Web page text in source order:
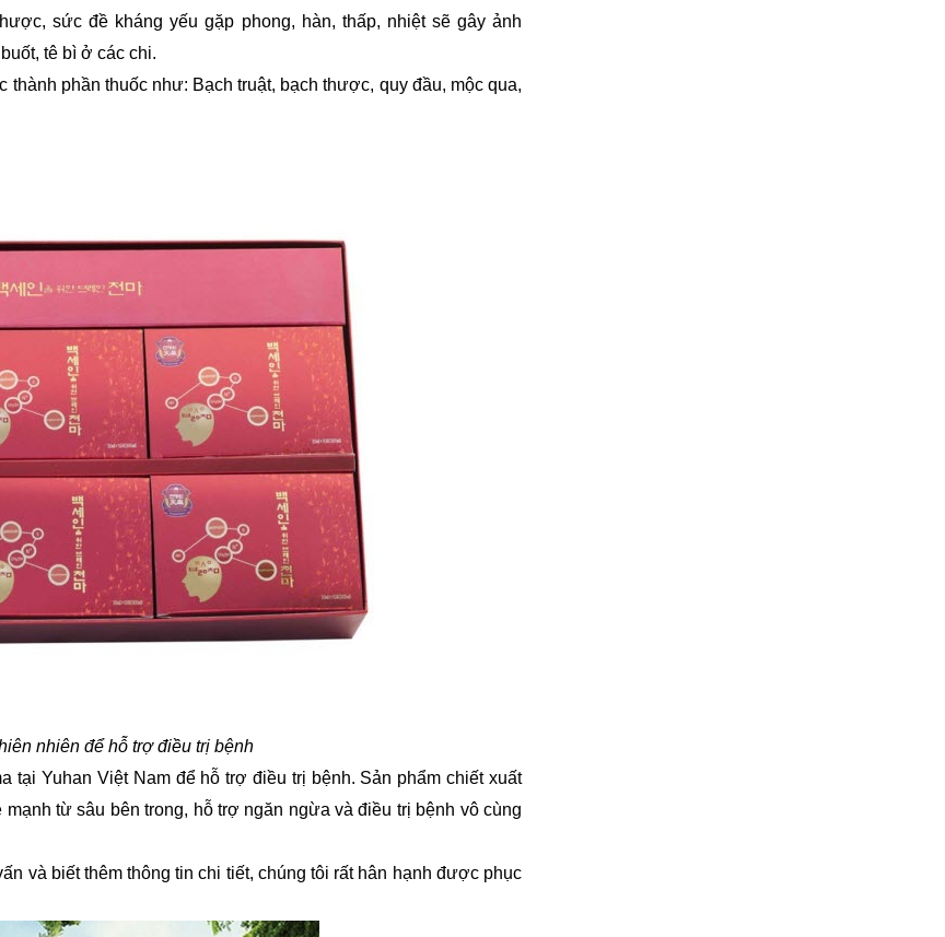
sức đề kháng yếu gặp phong, hàn, thấp, nhiệt sẽ gây ảnh
tê bì ở các chi.
phần thuốc như: Bạch truật, bạch thược, quy đầu, mộc qua,
nhiên để hỗ trợ điều trị bệnh
Yuhan Việt Nam để hỗ trợ điều trị bệnh. Sản phẩm chiết xuất
từ sâu bên trong, hỗ trợ ngăn ngừa và điều trị bệnh vô cùng
và biết thêm thông tin chi tiết, chúng tôi rất hân hạnh được phục